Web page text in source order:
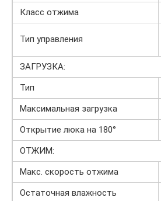
Класс отжима
Тип управления
ЗАГРУЗКА:
Тип
Максимальная загрузка
Открытие люка на 180°
ОТЖИМ:
Макс. скорость отжима
Остаточная влажность